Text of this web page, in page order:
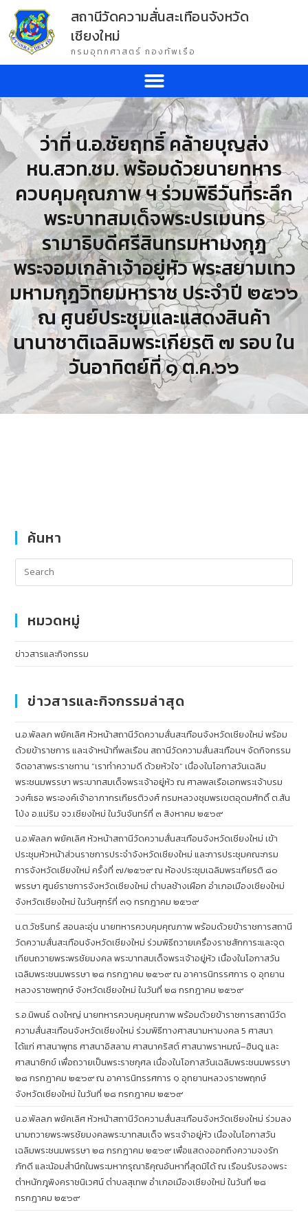
สถานีวัดความสั่นสะเทือนจังหวัด
เชียงใหม่
กรมอุทกศาสตร์ กองทัพเรือ
ว่าที่ น.อ.ชัยฤทธิ์ คล้ายบุญส่ง
หน.สวท.ชม. พร้อมด้วยนายทหาร
ควบคุมคุณภาพ ฯ ร่วมพิธีวันที่ระลึก
พระบาทสมเด็จพระปรเมนทร
รามาธิบดีศรีสินทรมหามงกุฎ
พระจอมเกล้าเจ้าอยู่หัว พระสยามเทว
มหามกุฎวิทยมหาราช ประจำปี ๒๕๖๖
ณ ศูนย์ประชุมและแสดงสินค้า
นานาชาติเฉลิมพระเกียรติ ๗ รอบ ใน
วันอาทิตย์ที่ ๑ ต.ค.๖๖
ค้นหา
หมวดหมู่
ข่าวสารและกิจกรรม
ข่าวสารและกิจกรรมล่าสุด
น.อ.พัลลภ พยัคเลิศ หัวหน้าสถานีวัดความสั่นสะเทือนจังหวัดเชียงใหม่ พร้อม
ด้วยข้าราชการ และเจ้าหน้าที่พลเรือน สถานีวัดความสั่นสะเทือนฯ จัดกิจกรรม
จิตอาสาพระราชทาน “เราทำความดี ด้วยหัวใจ” เนื่องในโอกาสวันเฉลิม
พระชนมพรรษา พระบาทสมเด็จพระเจ้าอยู่หัว ณ ศาลพลเรือเอกพระเจ้าบรม
วงศ์เธอ พระองค์เจ้าอาภากรเกียรติวงศ์ กรมหลวงชุมพรเขตอุดมศักดิ์ ต.สัน
โป่ง อ.แม่ริม จว.เชียงใหม่ ในวันจันทร์ที่ ๓ สิงหาคม ๒๕๖๙
น.อ.พัลลภ พยัคเลิศ หัวหน้าสถานีวัดความสั่นสะเทือนจังหวัดเชียงใหม่ เข้า
ประชุมหัวหน้าส่วนราชการประจำจังหวัดเชียงใหม่ และการประชุมคณะกรม
การจังหวัดเชียงใหม่ ครั้งที่ ๗/๒๕๖๙ ณ ห้องประชุมเฉลิมพระเกียรติ ๘๐
พรรษา ศูนย์ราชการจังหวัดเชียงใหม่ ตำบลช้างเผือก อำเภอเมืองเชียงใหม่
จังหวัดเชียงใหม่ ในวันศุกร์ที่ ๓๑ กรกฎาคม ๒๕๖๙
น.ต.วัชรินทร์ สอนละอุ่น นายทหารควบคุมคุณภาพ พร้อมด้วยข้าราชการสถานี
วัดความสั่นสะเทือนจังหวัดเชียงใหม่ ร่วมพิธีถวายเครื่องราชสักการะและจุด
เทียนถวายพระพรชัยมงคล พระบาทสมเด็จพระเจ้าอยู่หัว เนื่องในโอกาสวัน
เฉลิมพระชนมพรรษา ๒๘ กรกฎาคม ๒๕๖๙ ณ อาคารนิทรรศการ ๑ อุทยาน
หลวงราชพฤกษ์ จังหวัดเชียงใหม่ ในวันที่ ๒๘ กรกฎาคม ๒๕๖๙
ร.อ.นิพนธ์ ดงใหญ่ นายทหารควบคุมคุณภาพ พร้อมด้วยข้าราชการสถานีวัด
ความสั่นสะเทือนจังหวัดเชียงใหม่ ร่วมพิธีทางศาสนามหามงคล 5 ศาสนา
ได้แก่ ศาสนาพุทธ ศาสนาอิสลาม ศาสนาคริสต์ ศาสนาพราหมณ์–ฮินดู และ
ศาสนาซิกข์ เพื่อถวายเป็นพระราชกุศล เนื่องในโอกาสวันเฉลิมพระชนมพรรษา
๒๘ กรกฎาคม ๒๕๖๙ ณ อาคารนิทรรศการ ๑ อุทยานหลวงราชพฤกษ์
จังหวัดเชียงใหม่ ในวันที่ ๒๘ กรกฎาคม ๒๕๖๙
น.อ.พัลลภ พยัคเลิศ หัวหน้าสถานีวัดความสั่นสะเทือนจังหวัดเชียงใหม่ ร่วมลง
นามถวายพระพรชัยมงคลพระบาทสมเด็จ พระเจ้าอยู่หัว เนื่องในโอกาสวัน
เฉลิมพระชนมพรรษา ๒๘ กรกฎาคม ๒๕๖๙ เพื่อแสดงออกถึงความจงรัก
ภักดี และน้อมสำนึกในพระมหากรุณาธิคุณอันหาที่สุดมิได้ ณ เรือนรับรองพระ
ตำหนักภูพิงคราชนิเวศน์ ตำบลสุเทพ อำเภอเมืองเชียงใหม่ ในวันที่ ๒๘
กรกฎาคม ๒๕๖๙